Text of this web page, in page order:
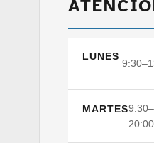
LUNES
MARTES
20:00